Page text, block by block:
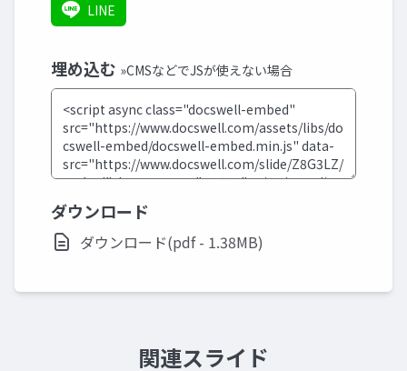
LINE
埋め込む »CMSなどでJSが使えない場合
ダウンロード
ダウンロード(pdf - 1.38MB)
関連スライド